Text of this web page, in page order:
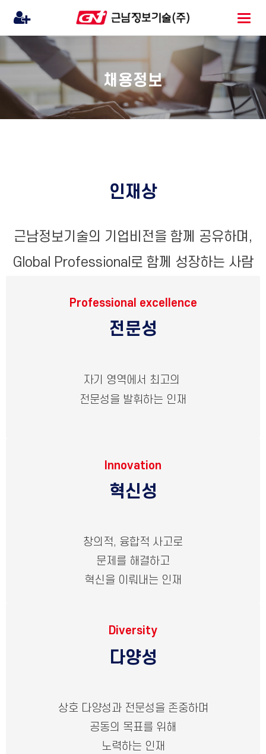
채용정보
인재상
근남정보기술의 기업비전을 함께 공유하며,
Global Professional로 함께 성장하는 사람
Professional excellence
전문성
자기 영역에서 최고의
전문성을 발휘하는 인재
Innovation
혁신성
창의적, 융합적 사고로
문제를 해결하고
혁신을 이뤄내는 인재
Diversity
다양성
상호 다양성과 전문성을 존중하며
공동의 목표를 위해
노력하는 인재